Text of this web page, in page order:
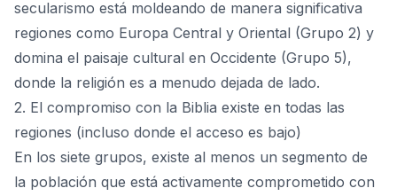
secularismo está moldeando de manera significativa
regiones como Europa Central y Oriental (Grupo 2) y
domina el paisaje cultural en Occidente (Grupo 5),
donde la religión es a menudo dejada de lado.
2. El compromiso con la Biblia existe en todas las
regiones (incluso donde el acceso es bajo)
En los siete grupos, existe al menos un segmento de
la población que está activamente comprometido con